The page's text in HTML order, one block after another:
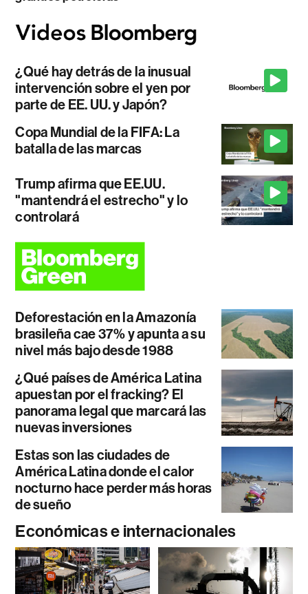
¿Qué hay detrás de la inusual
intervención sobre el yen por
parte de EE. UU. y Japón?
Copa Mundial de la FIFA: La
batalla de las marcas
Trump afirma que EE.UU.
"mantendrá el estrecho" y lo
controlará
Deforestación en la Amazonía
brasileña cae 37% y apunta a su
nivel más bajo desde 1988
¿Qué países de América Latina
apuestan por el fracking? El
panorama legal que marcará las
nuevas inversiones
Estas son las ciudades de
América Latina donde el calor
nocturno hace perder más horas
de sueño
Económicas e internacionales